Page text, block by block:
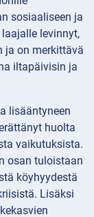
sosiaaliseen ja
levinnyt,
ja on merkittävä
iltapäivisin ja
lisääntyneen
huolta
vaikutuksista.
osan tuloistaan
köyhyydestä
Lisäksi